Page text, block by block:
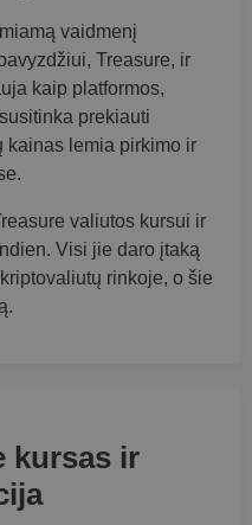
vaidmenį
Treasure, ir
kaip platformos,
prekiauti
kainas lemia pirkimo ir
valiutos kursui ir
Visi jie daro įtaką
rinkoje, o šie
kursas ir